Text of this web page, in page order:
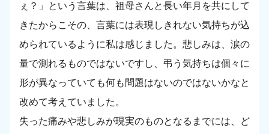
ぇ？」という言葉は、祖母さんと長い年月を共にして
きたからこその、言葉には表現しきれない気持ちが込
められているように私は感じました。悲しみは、涙の
量で測れるものではないですし、弔う気持ちは個々に
形が異なっていても何も問題はないのではないかなと
改めて考えていました。
失った痛みや悲しみが現実のものとなるまでには、ど